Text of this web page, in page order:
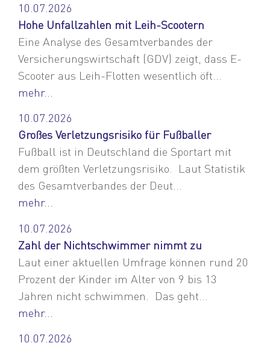
10.07.2026
Hohe Unfallzahlen mit Leih-Scootern
Eine Analyse des Gesamtverbandes der
Versicherungswirtschaft (GDV) zeigt, dass E-
Scooter aus Leih-Flotten wesentlich öft...
mehr...
10.07.2026
Großes Verletzungsrisiko für Fußballer
Fußball ist in Deutschland die Sportart mit
dem größten Verletzungsrisiko. Laut Statistik
des Gesamtverbandes der Deut...
mehr...
10.07.2026
Zahl der Nichtschwimmer nimmt zu
Laut einer aktuellen Umfrage können rund 20
Prozent der Kinder im Alter von 9 bis 13
Jahren nicht schwimmen. Das geht...
mehr...
10.07.2026